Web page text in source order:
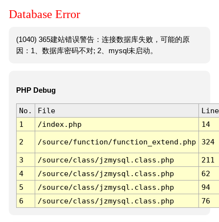
Database Error
(1040) 365建站错误警告：连接数据库失败，可能的原
因：1、数据库密码不对; 2、mysql未启动。
PHP Debug
No. File
Line
1
/index.php 14
2 /source/function/function_extend.php 324
3 /source/class/jzmysql.class.php
211
4
/source/class/jzmysql.class.php
62
5
/source/class/jzmysql.class.php
94
6
/source/class/jzmysql.class.php 76